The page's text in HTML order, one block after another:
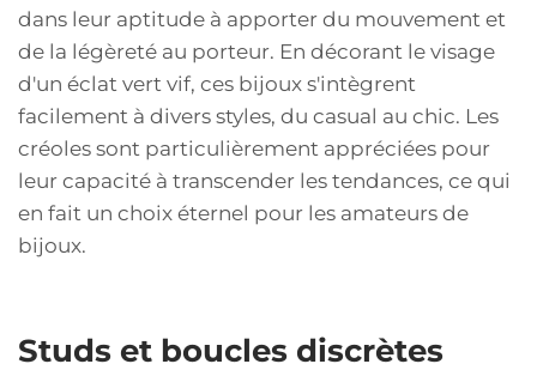
dans leur aptitude à apporter du mouvement et
de la légèreté au porteur. En décorant le visage
d'un éclat vert vif, ces bijoux s'intègrent
facilement à divers styles, du casual au chic. Les
créoles sont particulièrement appréciées pour
leur capacité à transcender les tendances, ce qui
en fait un choix éternel pour les amateurs de
bijoux.
Studs et boucles discrètes